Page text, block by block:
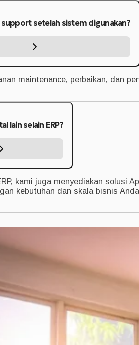
setelah sistem digunakan?
maintenance, perbaikan, dan
lain selain ERP?
kami juga menyediakan solusi
kebutuhan dan skala bisnis